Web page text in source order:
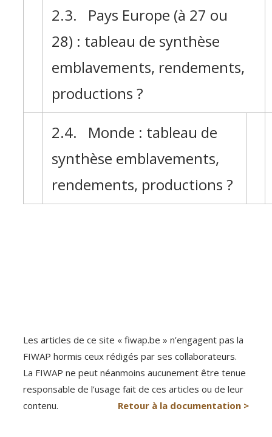
2.3. Pays Europe (à 27 ou
28) : tableau de synthèse
emblavements, rendements,
productions ?
2.4. Monde : tableau de
synthèse emblavements,
rendements, productions ?
Les articles de ce site « fiwap.be » n’engagent pas la
FIWAP hormis ceux rédigés par ses collaborateurs.
La FIWAP ne peut néanmoins aucunement être tenue
responsable de l’usage fait de ces articles ou de leur
contenu.
Retour à la documentation >